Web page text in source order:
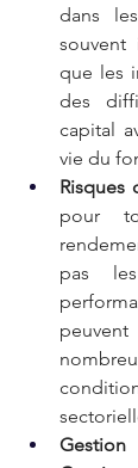
dans
que les
des
capital
vie du
Risques
pour
pas